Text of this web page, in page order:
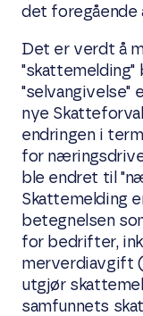
det foregående
Det er verdt å
"selvangivelse"
nye
endringen i
for
ble endret til
Skattemelding
betegnelsen
for bedrifter,
merverdiavgift (
utgjør
samfunnets